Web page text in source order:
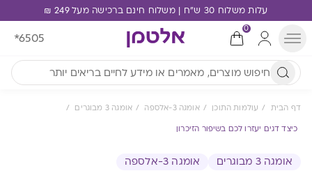
עלות משלוח 30 ש"ח | משלוח חינם ברכישה מעל 249 ₪
0
*6505
דף הבית עולמות התוכן אומגה 3-אלספה אומגה 3 מבוגרים
כיצד דגים יעזרו לכם בשיפור הזיכרון
אומגה 3 מבוגרים אומגה 3-אלספה